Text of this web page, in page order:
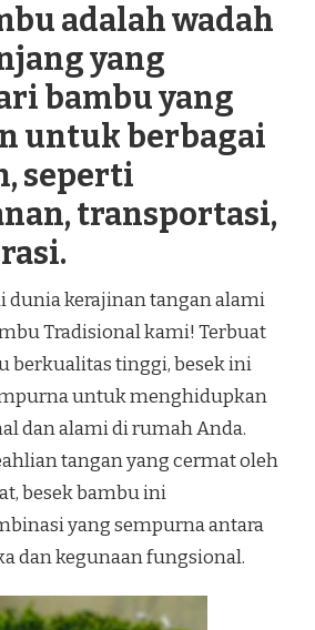
adalah wadah
yang
bambu yang
untuk berbagai
seperti
transportasi,
dunia kerajinan tangan alami
Tradisional kami! Terbuat
berkualitas tinggi, besek ini
untuk menghidupkan
dan alami di rumah Anda.
tangan yang cermat oleh
besek bambu ini
yang sempurna antara
dan kegunaan fungsional.